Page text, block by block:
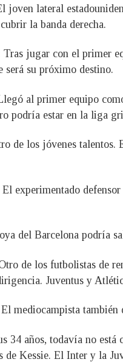
joven lateral
la banda derecha.
Tras jugar con el primer
será su próximo destino.
al primer equipo
podría estar en la liga
de los jóvenes talentos.
experimentado
del Barcelona podría
de los futbolistas de
Juventus y
mediocampista
34 años, todavía no
de Kessie. El Inter y la